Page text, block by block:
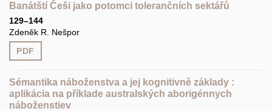
Banátští Češi jako potomci tolerančních sektářů
129–144
Zdeněk R. Nešpor
PDF
Sémantika náboženstva a jej kognitivně zákla­dy :
aplikácia na příklade australských aborigénnych
náboženstiev